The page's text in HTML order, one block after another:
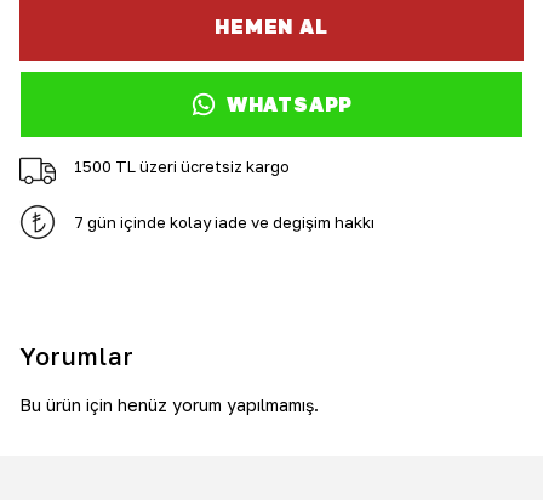
HEMEN AL
WHATSAPP
1500 TL üzeri ücretsiz kargo
7 gün içinde kolay iade ve değişim hakkı
Yorumlar
Bu ürün için henüz yorum yapılmamış.